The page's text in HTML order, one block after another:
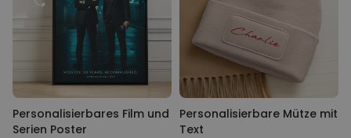
Personalisierbares Film und
Serien Poster
Personalisierbare Mütze mit
Text